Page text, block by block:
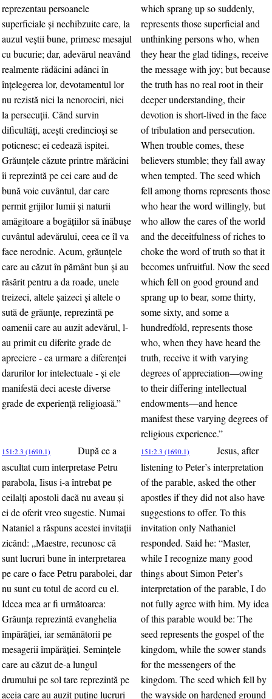
reprezentau persoanele
superficiale şi nechibzuite care, la
auzul veştii bune, primesc mesajul
cu bucurie; dar, adevărul neavând
realmente rădăcini adânci în
înţelegerea lor, devotamentul lor
nu rezistă nici la nenorociri, nici
la persecuţii. Când survin
dificultăţi, aceşti credincioşi se
poticnesc; ei cedează ispitei.
Grăunţele căzute printre mărăcini
îi reprezintă pe cei care aud de
bună voie cuvântul, dar care
permit grijilor lumii şi naturii
amăgitoare a bogăţiilor să înăbuşe
cuvântul adevărului, ceea ce îl va
face nerodnic. Acum, grăunţele
care au căzut în pământ bun şi au
răsărit pentru a da roade, unele
treizeci, altele şaizeci şi altele o
sută de grăunţe, reprezintă pe
oamenii care au auzit adevărul, l-
au primit cu diferite grade de
apreciere - ca urmare a diferenţei
darurilor lor intelectuale - şi ele
manifestă deci aceste diverse
grade de experienţă religioasă.”
which sprang up so suddenly,
represents those superficial and
unthinking persons who, when
they hear the glad tidings, receive
the message with joy; but because
the truth has no real root in their
deeper understanding, their
devotion is short-lived in the face
of tribulation and persecution.
When trouble comes, these
believers stumble; they fall away
when tempted. The seed which
fell among thorns represents those
who hear the word willingly, but
who allow the cares of the world
and the deceitfulness of riches to
choke the word of truth so that it
becomes unfruitful. Now the seed
which fell on good ground and
sprang up to bear, some thirty,
some sixty, and some a
hundredfold, represents those
who, when they have heard the
truth, receive it with varying
degrees of appreciation—owing
to their differing intellectual
endowments—and hence
manifest these varying degrees of
religious experience.”
151:2.3 (1690.1)
După ce a
ascultat cum interpretase Petru
parabola, Iisus i-a întrebat pe
ceilalţi apostoli dacă nu aveau şi
ei de oferit vreo sugestie. Numai
Nataniel a răspuns acestei invitaţii
zicând: „Maestre, recunosc că
sunt lucruri bune în interpretarea
pe care o face Petru parabolei, dar
nu sunt cu totul de acord cu el.
Ideea mea ar fi următoarea:
Grăunţa reprezintă evanghelia
împărăţiei, iar semănătorii pe
mesagerii împărăţiei. Seminţele
care au căzut de-a lungul
drumului pe sol tare reprezintă pe
aceia care au auzit puţine lucruri
151:2.3 (1690.1)
Jesus, after
listening to Peter’s interpretation
of the parable, asked the other
apostles if they did not also have
suggestions to offer. To this
invitation only Nathaniel
responded. Said he: “Master,
while I recognize many good
things about Simon Peter’s
interpretation of the parable, I do
not fully agree with him. My idea
of this parable would be: The
seed represents the gospel of the
kingdom, while the sower stands
for the messengers of the
kingdom. The seed which fell by
the wayside on hardened ground